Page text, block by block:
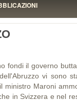
fondi il governo
vi sono
ministro Maroni
in Svizzera e nel